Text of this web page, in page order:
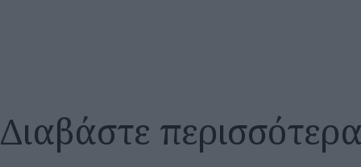
Διαβάστε περισσότερα